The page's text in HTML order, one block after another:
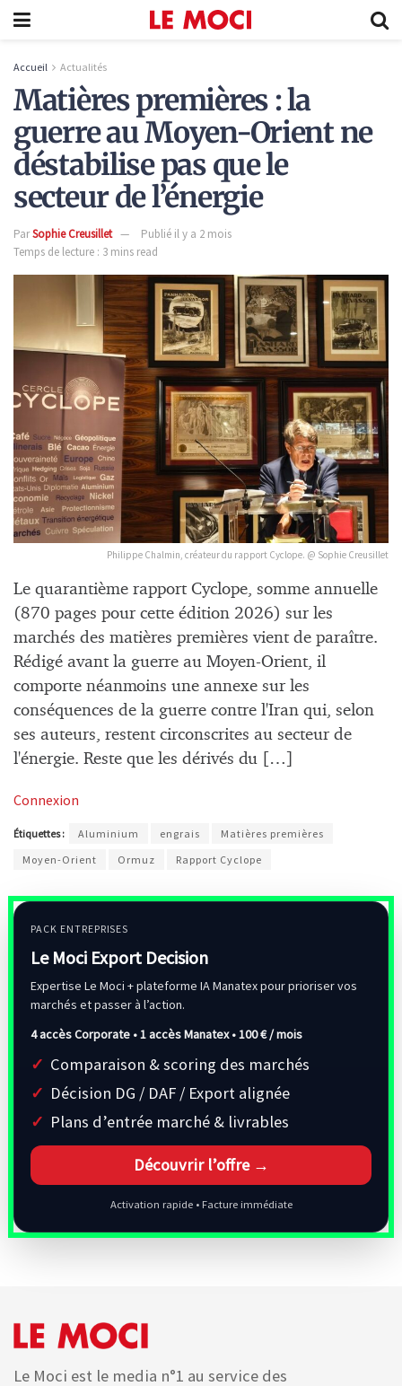
Accueil Actualités
Matières premières : la
guerre au Moyen-Orient ne
déstabilise pas que le
secteur de l’énergie
ParSophie Creusillet
Publié il y a 2 mois
Temps de lecture : 3 mins read
Philippe Chalmin, créateur du rapport Cyclope. @ Sophie Creusillet
Le quarantième rapport Cyclope, somme annuelle
(870 pages pour cette édition 2026) sur les
marchés des matières premières vient de paraître.
Rédigé avant la guerre au Moyen-Orient, il
comporte néanmoins une annexe sur les
conséquences de la guerre contre l'Iran qui, selon
ses auteurs, restent circonscrites au secteur de
l'énergie. Reste que les dérivés du […]
Connexion
Étiquettes : Aluminium engrais
Matières premières
Moyen-Orient
Ormuz Rapport Cyclope
PACK ENTREPRISES
Le Moci Export Decision
Expertise Le Moci + plateforme IA Manatex pour prioriser vos
marchés et passer à l’action.
4 accès Corporate • 1 accès Manatex •100 € / mois
Comparaison & scoring des marchés
Décision DG / DAF / Export alignée
Plans d’entrée marché & livrables
Découvrir l’offre →
Activation rapide • Facture immédiate
Le Moci est le media n°1 au service des